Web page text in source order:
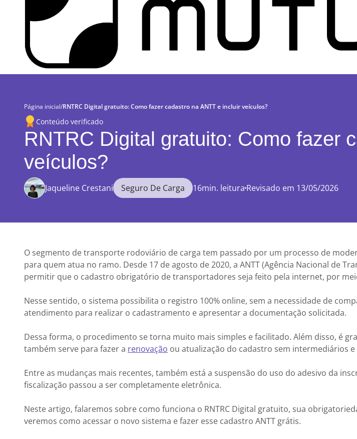
Página inicial/RNTRC Digital gratuito: Como fazer cadastro na ANTT e incluir veículos?
Conteúdo verificado
RNTRC Digital gratuito: Como fazer
veículos?
Jaqueline Crestani Seguro De Carga 16min. leitura Revisado em 13/05/2026
O segmento de transporte rodoviário de carga tem passado por um processo de
para quem atua no ramo. Desde 17 de agosto de 2020, a ANTT (Agência Nacional de
permitir que o cadastro obrigatório de transportadores seja feito pela internet, por
Nesse sentido, o sistema possibilita o registro 100% online, sem a necessidade de
atendimento para realizar o cadastramento e apresentar a documentação solicitada.
Dessa forma, o procedimento se torna muito mais simples e facilitado. Além disso, é
também serve para fazer a renovação ou atualização do cadastro sem intermediários e
Entre as mudanças mais recentes, também está a suspensão do uso do adesivo da
fiscalização passou a ser completamente eletrônica.
Neste artigo, falaremos sobre como funciona o RNTRC Digital gratuito, sua
veremos como acessar o novo sistema e fazer esse cadastro ANTT grátis.